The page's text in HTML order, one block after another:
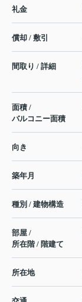
礼金
償却 / 敷引
間取り / 詳細
面積 /
バルコニー面積
向き
築年月
種別 / 建物構造
部屋 /
所在階 / 階建て
所在地